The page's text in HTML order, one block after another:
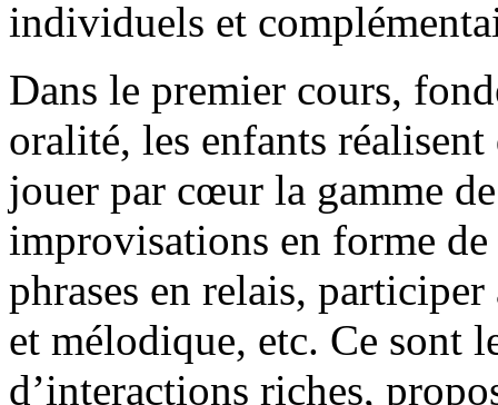
individuels et
Dans le premier cours,
oralité, les enfants
jouer par cœur la gamme
improvisations en forme
phrases en relais,
et mélodique, etc. Ce sont
d’interactions riches,